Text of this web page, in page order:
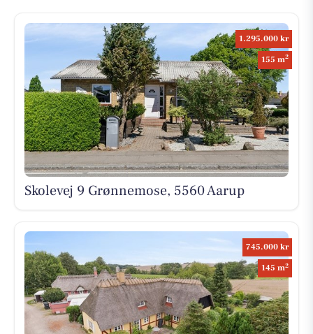
1.295.000 kr
155 m2
Skolevej 9 Grønnemose, 5560 Aarup
745.000 kr
145 m2